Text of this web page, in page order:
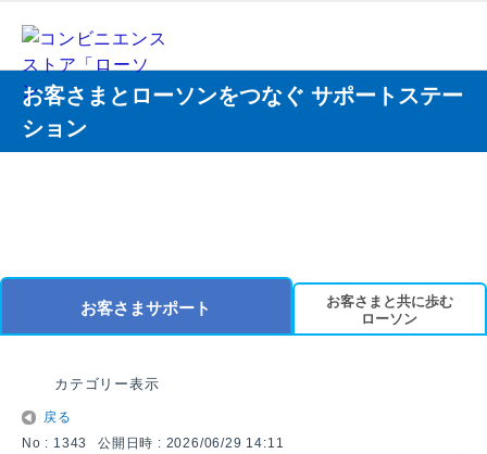
お客さまとローソンをつなぐ サポートステー
ション
お客さまサポート
お客さまと共に歩む
ローソン
カテゴリー表示
戻る
No : 1343
公開日時 : 2026/06/29 14:11